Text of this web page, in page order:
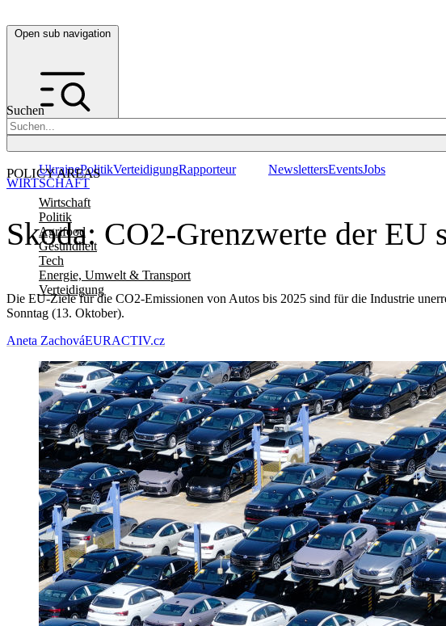
Open sub navigation
Suchen
POLICY AREAS
Wirtschaft
Politik
Agrifood
Gesundheit
Tech
Energie, Umwelt & Transport
Verteidigung
UkrainePolitikVerteidigungRapporteur NewslettersEventsJobs
Skoda: CO2-Grenzwerte der EU
Die EU-Ziele für die CO2-Emissionen von Autos bis 2025 sind für die Industrie
Sonntag (13. Oktober).
WIRTSCHAFT
Aneta ZachováEURACTIV.cz